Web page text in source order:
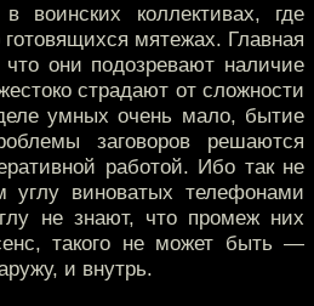
воинских коллективах, где
готовящихся мятежах. Главная
они подозревают наличие
страдают от сложности
умных очень мало, бытие
заговоров решаются
работой. Ибо так не
углу виноватых телефонами
не знают, что промеж них
такого не может быть —
и внутрь.